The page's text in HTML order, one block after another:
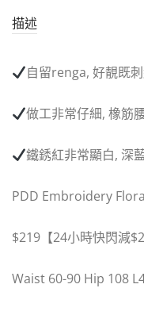
描述
自留renga,好靚既
做工非常仔細,橡筋
鐵銹紅非常顯白,深
PDD Embroidery
$219 【24小時快閃減$
Waist 60-90 Hip 108